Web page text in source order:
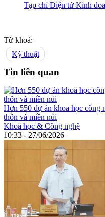
Tạp chí Điện tử Kinh
Từ khoá:
Kỹ thuật
Tin liên quan
Hơn 550 dự án khoa học công
thôn và miền núi
Khoa học & Công nghệ
10:33 - 27/06/2026